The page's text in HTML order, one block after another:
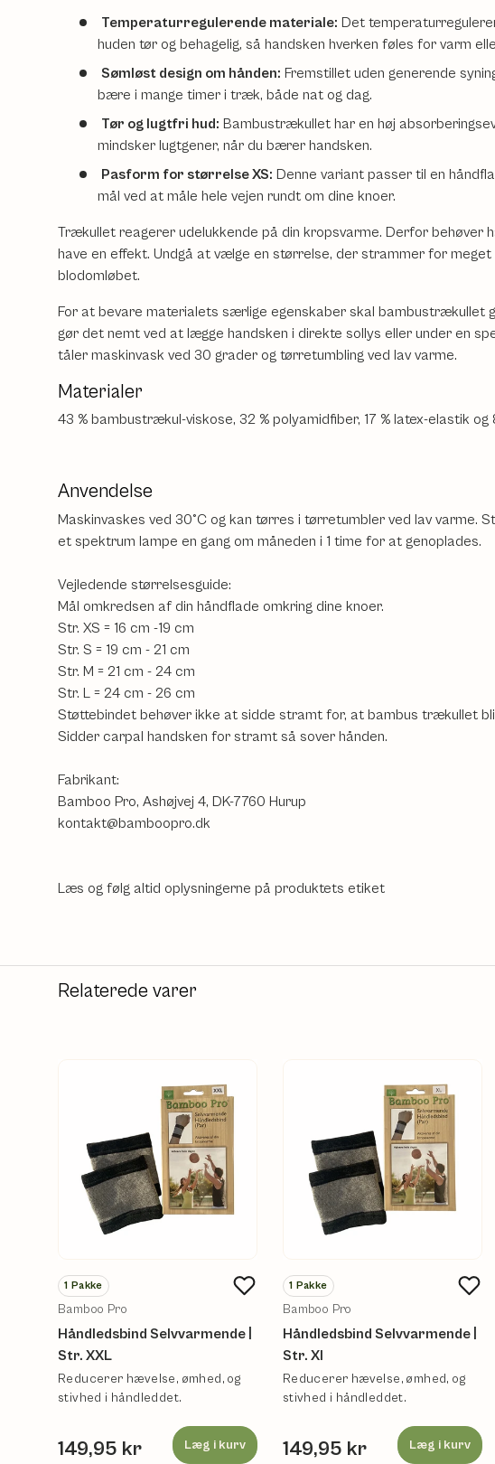
Temperaturregulerende materiale: Det
huden tør og behagelig, så handsken hverken føles for varm
Sømløst design om hånden: Fremstillet uden generende
bære i mange timer i træk, både nat og dag.
Tør og lugtfri hud: Bambustrækullet har en høj
mindsker lugtgener, når du bærer handsken.
Pasform for størrelse XS: Denne variant passer til en
mål ved at måle hele vejen rundt om dine knoer.
Trækullet reagerer udelukkende på din kropsvarme. Derfor behøver
have en effekt. Undgå at vælge en størrelse, der strammer for
blodomløbet.
For at bevare materialets særlige egenskaber skal bambustrækullet
gør det nemt ved at lægge handsken i direkte sollys eller under en
tåler maskinvask ved 30 grader og tørretumbling ved lav varme.
Materialer
43 % bambustrækul-viskose, 32 % polyamidfiber, 17 % latex-elastik og
Anvendelse
Maskinvaskes ved 30°C og kan tørres i tørretumbler ved lav varme.
et spektrum lampe en gang om måneden i 1 time for at genoplades.
Vejledende størrelsesguide:
Mål omkredsen af din håndflade omkring dine knoer.
Str. XS = 16 cm -19 cm
Str. S = 19 cm - 21 cm
Str. M = 21 cm - 24 cm
Str. L = 24 cm - 26 cm
Støttebindet behøver ikke at sidde stramt for, at bambus trækullet
Sidder carpal handsken for stramt så sover hånden.
Fabrikant:
Bamboo Pro, Ashøjvej 4, DK-7760 Hurup
kontakt@bamboopro.dk
Læs og følg altid oplysningerne på produktets etiket
Relaterede varer
1 Pakke
Bamboo Pro
Håndledsbind Selvvarmende |
Str. XXL
Reducerer hævelse, ømhed, og
stivhed i håndleddet.
149,95 kr Læg i kurv
1 Pakke
Bamboo Pro
Håndledsbind Selvvarmende |
Str. Xl
Reducerer hævelse, ømhed, og
stivhed i håndleddet.
149,95 kr Læg i kurv